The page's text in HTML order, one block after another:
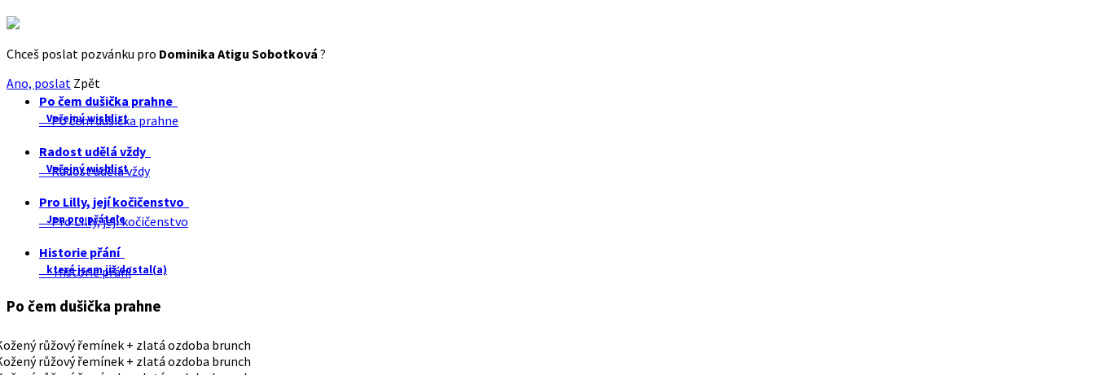
Chceš poslat pozvánku pro Dominika Atigu Sobotková ?
Ano, poslat Zpět
Po čem dušička prahne
Veřejný wishlist
Po čem dušička prahne
Radost udělá vždy
Veřejný wishlist
Radost udělá vždy
Pro Lilly, její kočičenstvo
Jen pro přátele
Pro Lilly, její kočičenstvo
Historie přání
které jsem již dostal(a)
Historie přání
Po čem dušička prahne